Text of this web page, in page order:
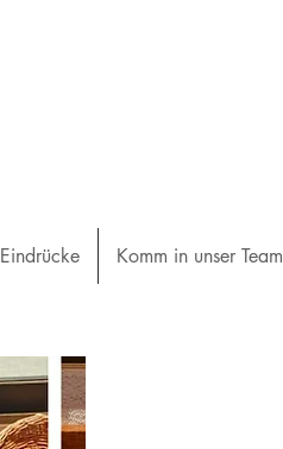
Eindrücke Komm in unser Team